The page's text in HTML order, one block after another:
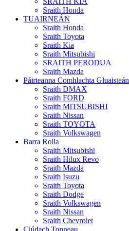
Sraith Honda
TUAIRNEÁN
Sraith Honda
Sraith Toyota
Sraith Kia
Sraith Mitsubishi
SRAITH PERODUA
Sraith Mazda
Páirteanna Comhlachta Gluaisteán
Sraith DMAX
Sraith FORD
Sraith MITSUBISHI
Sraith Nissan
Sraith TOYOTA
Sraith Volkswagen
Barra Rolla
Sraith Mitsubishi
Sraith Hilux Revo
Sraith Mazda
Sraith Isuzu
Sraith Toyota
Sraith Dodge
Sraith Volkswagen
Sraith Nissan
Sraith Chevrolet
Clúdach Tonneau